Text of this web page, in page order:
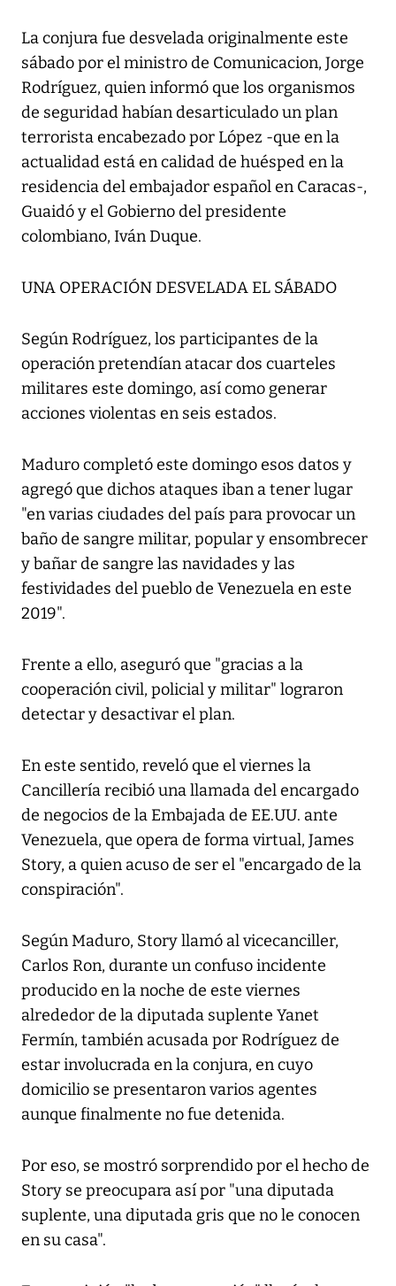
La conjura fue desvelada originalmente este
sábado por el ministro de Comunicacion, Jorge
Rodríguez, quien informó que los organismos
de seguridad habían desarticulado un plan
terrorista encabezado por López -que en la
actualidad está en calidad de huésped en la
residencia del embajador español en Caracas-,
Guaidó y el Gobierno del presidente
colombiano, Iván Duque.
UNA OPERACIÓN DESVELADA EL SÁBADO
Según Rodríguez, los participantes de la
operación pretendían atacar dos cuarteles
militares este domingo, así como generar
acciones violentas en seis estados.
Maduro completó este domingo esos datos y
agregó que dichos ataques iban a tener lugar
"en varias ciudades del país para provocar un
baño de sangre militar, popular y ensombrecer
y bañar de sangre las navidades y las
festividades del pueblo de Venezuela en este
2019".
Frente a ello, aseguró que "gracias a la
cooperación civil, policial y militar" lograron
detectar y desactivar el plan.
En este sentido, reveló que el viernes la
Cancillería recibió una llamada del encargado
de negocios de la Embajada de EE.UU. ante
Venezuela, que opera de forma virtual, James
Story, a quien acuso de ser el "encargado de la
conspiración".
Según Maduro, Story llamó al vicecanciller,
Carlos Ron, durante un confuso incidente
producido en la noche de este viernes
alrededor de la diputada suplente Yanet
Fermín, también acusada por Rodríguez de
estar involucrada en la conjura, en cuyo
domicilio se presentaron varios agentes
aunque finalmente no fue detenida.
Por eso, se mostró sorprendido por el hecho de
Story se preocupara así por "una diputada
suplente, una diputada gris que no le conocen
en su casa".